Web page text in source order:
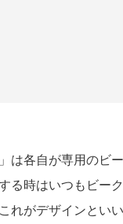
は各自が専用のビ
る時はいつもビー
れがデザインとい